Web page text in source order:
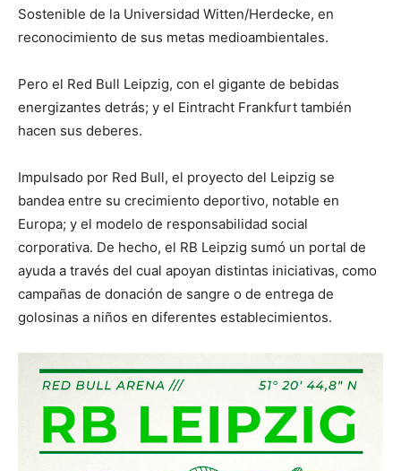
Sostenible de la Universidad Witten/Herdecke, en
reconocimiento de sus metas medioambientales.
Pero el Red Bull Leipzig, con el gigante de bebidas
energizantes detrás; y el Eintracht Frankfurt también
hacen sus deberes.
Impulsado por Red Bull, el proyecto del Leipzig se
bandea entre su crecimiento deportivo, notable en
Europa; y el modelo de responsabilidad social
corporativa. De hecho, el RB Leipzig sumó un portal de
ayuda a través del cual apoyan distintas iniciativas, como
campañas de donación de sangre o de entrega de
golosinas a niños en diferentes establecimientos.